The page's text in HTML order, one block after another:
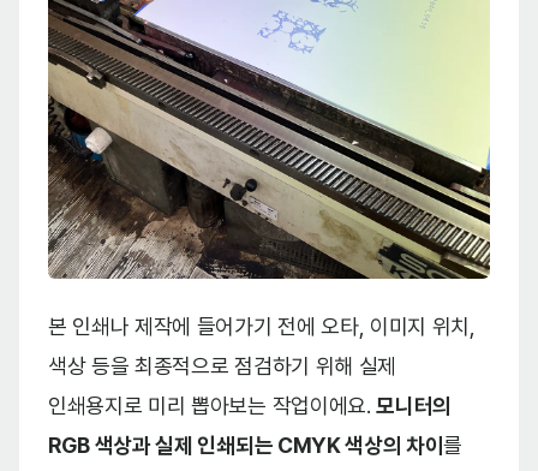
본 인쇄나 제작에 들어가기 전에 오타, 이미지 위치,
색상 등을 최종적으로 점검하기 위해 실제
인쇄용지로 미리 뽑아보는 작업이에요.모니터의
RGB 색상과 실제 인쇄되는 CMYK 색상의 차이를